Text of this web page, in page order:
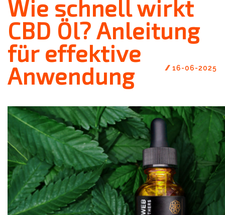
Wie schnell wirkt
CBD Öl? Anleitung
für effektive
Anwendung
// 16-06-2025